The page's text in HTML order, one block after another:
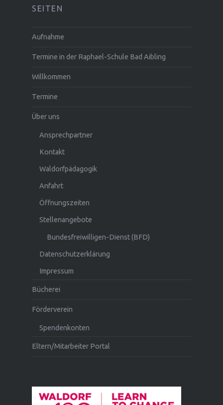
SEITEN
Aufnahme
Termine in der Raphael-Schule Bad Aibling
Willkommen
Termine
Über uns
Ansprechpartner
Kontakt
Waldorfpädagogik
Anfahrt
Öffnungszeiten
Stellenangebote
Bundesfreiwilligen-Dienst (BFD)
Datenschutzerklärung
Impressum
Bücherei
Förderverein
Spendenkonten
Eltern/Mitarbeiter Portal